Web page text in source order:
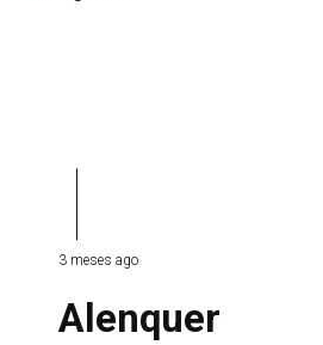
3 meses ago
Alenquer